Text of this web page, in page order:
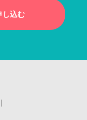
し込む